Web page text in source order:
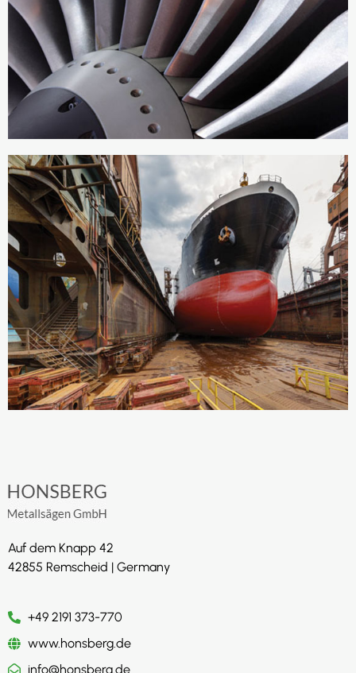
Auf dem Knapp 42
42855 Remscheid | Germany
+49 2191 373-770
www.honsberg.de
info@honsberg.de